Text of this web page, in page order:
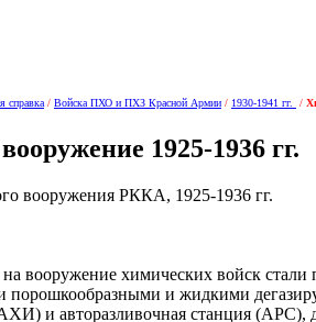
справка / Войска ПХО и ПХЗ Красной Армии / 1930-1941 гг. /
1925-1936 гг.
вооружения РККА, 1925-1936 гг.
вооружение химических войск
порошкообразными и жидкими
и авторазливочная станция (АРС),